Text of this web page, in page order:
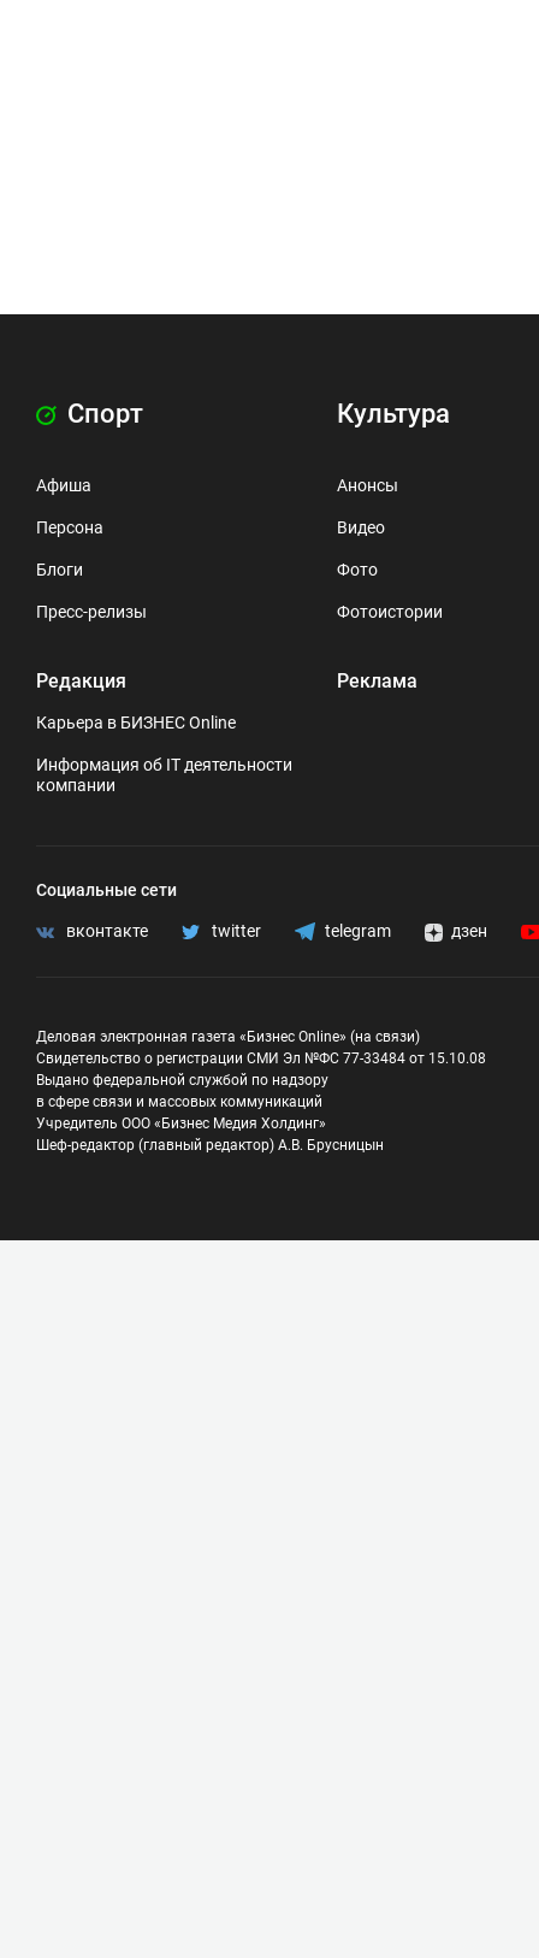
Спорт
Афиша
Персона
Блоги
Пресс-релизы
Редакция
Карьера в БИЗНЕС Online
Информация об IT деятельности
компании
Культура
Анонсы
Видео
Фото
Фотоистории
Реклама
Социальные сети
вконтакте twitter telegram дзен
Деловая электронная газета «Бизнес Online» (на связи)
Свидетельство о регистрации СМИ Эл №ФС 77-33484 от 15.10.08
Выдано федеральной службой по надзору
в сфере связи и массовых коммуникаций
Учредитель ООО «Бизнес Медия Холдинг»
Шеф-редактор (главный редактор) А.В. Брусницын